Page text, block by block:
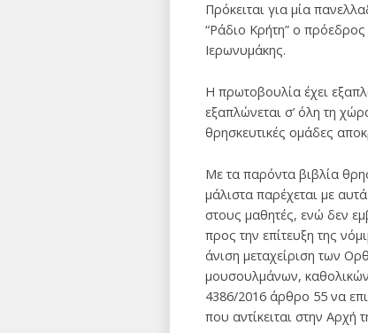
Πρόκειται για μία
“Ράδιο Κρήτη” ο
Ιερωνυμάκης.
Η πρωτοβουλία έχει
εξαπλώνεται σ’ όλη τη
θρησκευτικές ομάδες
Με τα παρόντα βιβλία
μάλιστα παρέχεται με
στους μαθητές, ενώ δεν
προς την επίτευξη της
άνιση μεταχείριση των
μουσουλμάνων,
4386/2016 άρθρο 55 να
που αντίκειται στην Αρχή